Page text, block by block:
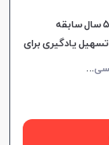
مدرک بین‌المللی TESOL از دانشگاه کمبریج و بیش از ۵ سال سابقه
یادگیری برای
م
کالمه زبان انگلیسی، زبان انگلیسی عمومی، گرامر زبان انگلیسی، زبان انگلیسی آمریکایی، زبان انگلیسی هفتم دبیرستان، زبان انگلیسی هشتم دبیرستان، زبان انگلیسی نهم دبیرستان، زبان انگلیسی دهم دبیرستان، زبان انگلیسی یازدهم دبیرستان، زبان انگلیسی دوازدهم دبیرستان